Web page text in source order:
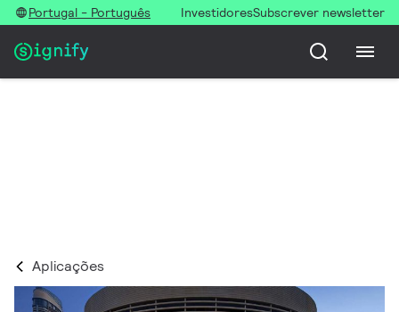
Portugal - Português InvestidoresSubscrever newsletter
Aplicações